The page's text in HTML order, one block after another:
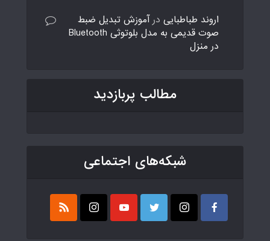
اروند طباطبایی درآموزش تبدیل ضبط
صوت قدیمی به مدل بلوتوثی Bluetooth
در منزل
مطالب پربازدید
شبکه‌های اجتماعی